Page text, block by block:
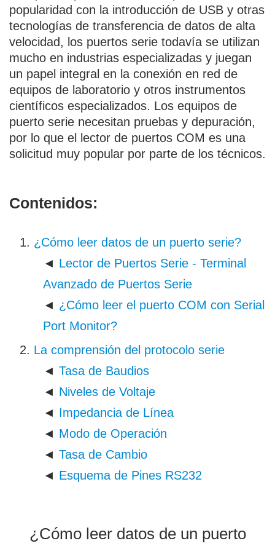
popularidad con la introducción de USB y otras
tecnologías de transferencia de datos de alta
velocidad, los puertos serie todavía se utilizan
mucho en industrias especializadas y juegan
un papel integral en la conexión en red de
equipos de laboratorio y otros instrumentos
científicos especializados. Los equipos de
puerto serie necesitan pruebas y depuración,
por lo que el lector de puertos COM es una
solicitud muy popular por parte de los técnicos.
Contenidos:
¿Cómo leer datos de un puerto serie?
◄ Lector de Puertos Serie - Terminal
Avanzado de Puertos Serie
◄ ¿Cómo leer el puerto COM con Serial
Port Monitor?
La comprensión del protocolo serie
◄ Tasa de Baudios
◄ Niveles de Voltaje
◄ Impedancia de Línea
◄ Modo de Operación
◄ Tasa de Cambio
◄ Esquema de Pines RS232
¿Cómo leer datos de un puerto